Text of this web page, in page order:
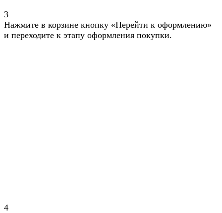
3
Нажмите в корзине кнопку «Перейти к оформлению»
и переходите к этапу оформления покупки.
4